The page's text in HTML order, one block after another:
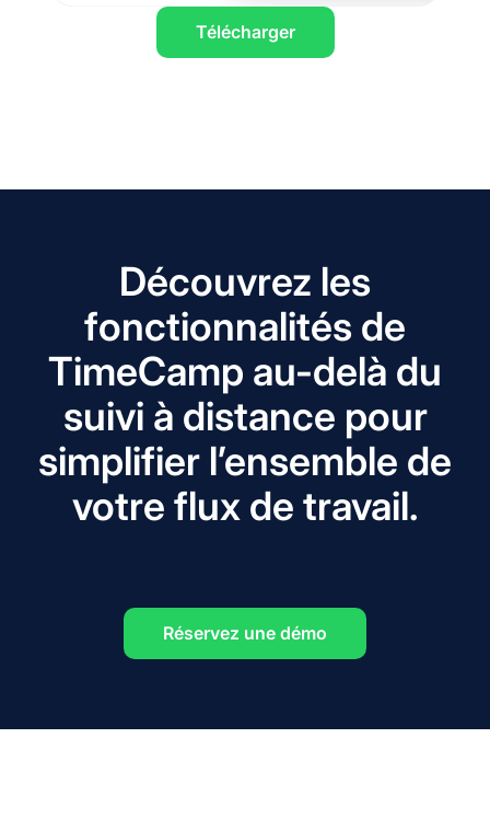
Télécharger
Découvrez les
fonctionnalités de
TimeCamp au-delà du
suivi à distance pour
simplifier l’ensemble de
votre flux de travail.
Réservez une démo